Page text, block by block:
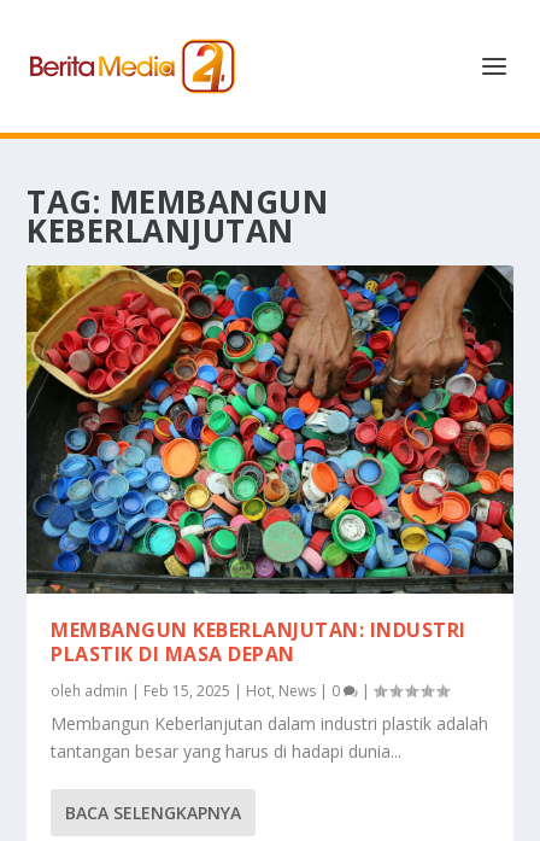
TAG: MEMBANGUN
KEBERLANJUTAN
MEMBANGUN KEBERLANJUTAN: INDUSTRI
PLASTIK DI MASA DEPAN
oleh admin | Feb 15, 2025 | Hot, News | 0 |
Membangun Keberlanjutan dalam industri plastik adalah
tantangan besar yang harus di hadapi dunia...
BACA SELENGKAPNYA